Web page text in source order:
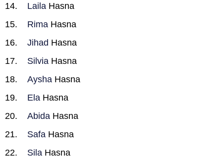
Laila Hasna
Rima Hasna
Jihad Hasna
Silvia Hasna
Aysha Hasna
Ela Hasna
Abida Hasna
Safa Hasna
Sila Hasna